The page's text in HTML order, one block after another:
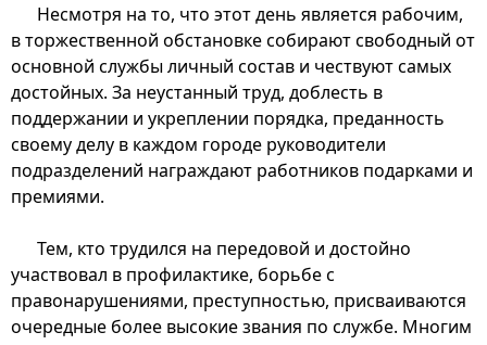
Несмотря на то, что этот день является рабочим,
в торжественной обстановке собирают свободный от
основной службы личный состав и чествуют самых
достойных. За неустанный труд, доблесть в
поддержании и укреплении порядка, преданность
своему делу в каждом городе руководители
подразделений награждают работников подарками и
премиями.
Тем, кто трудился на передовой и достойно
участвовал в профилактике, борьбе с
правонарушениями, преступностью, присваиваются
очередные более высокие звания по службе. Многим